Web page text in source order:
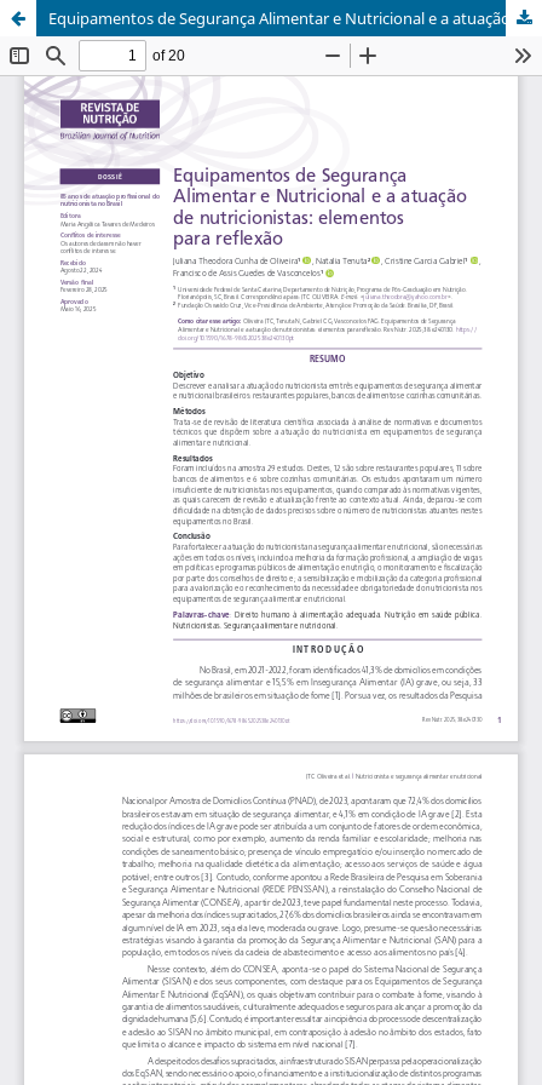
Equipamentos de Segurança Alimentar e Nutricional e a atuação de nutricionistas